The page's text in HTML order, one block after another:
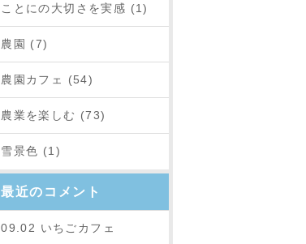
ことにの大切さを実感 (1)
農園 (7)
農園カフェ (54)
農業を楽しむ (73)
雪景色 (1)
最近のコメント
09.02 いちごカフェ